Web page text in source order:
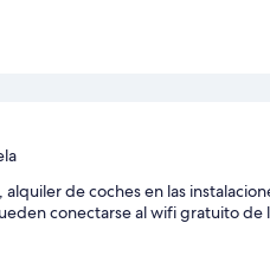
de coches en las
conectarse al wifi gratuito de